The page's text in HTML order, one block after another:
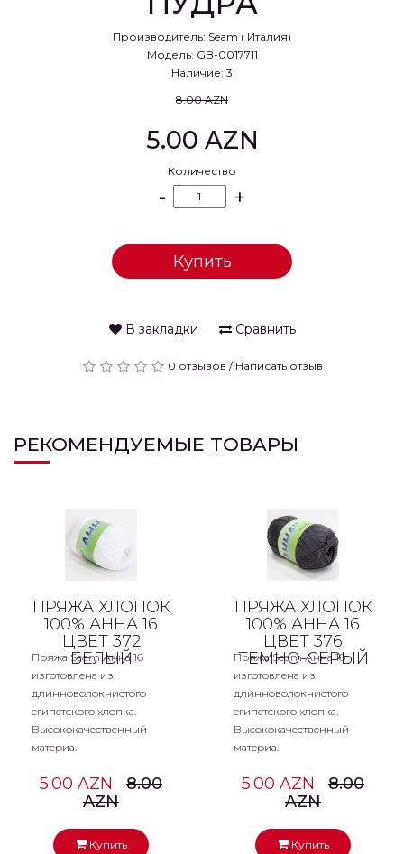
Производитель: Seam ( Италия)
Модель: GB-0017711
Наличие: 3
8.00 AZN
5.00 AZN
Количество
- +
Купить
В закладки Сравнить
0 отзывов / Написать отзыв
РЕКОМЕНДУЕМЫЕ ТОВАРЫ
ПРЯЖА ХЛОПОК
100% АННА 16
ЦВЕТ 372
БЕЛЫЙ
Пряжа Seam Анна 16
изготовлена из
длинноволокнистого
египетского хлопка.
Высококачественный
материа..
5.00 AZN
8.00
AZN
Купить
ПРЯЖА ХЛОПОК
100% АННА 16
ЦВЕТ 376
ТЕМНО-СЕРЫЙ
Пряжа Seam Анна 16
изготовлена из
длинноволокнистого
египетского хлопка.
Высококачественный
материа..
5.00 AZN
8.00
AZN
Купить